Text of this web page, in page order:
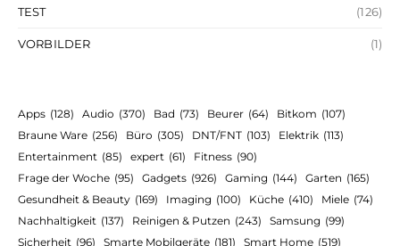
TEST (126)
VORBILDER (1)
Apps (128) Audio (370) Bad (73) Beurer (64) Bitkom (107)
Braune Ware (256) Büro (305) DNT/FNT (103) Elektrik (113)
Entertainment (85) expert (61) Fitness (90)
Frage der Woche (95) Gadgets (926) Gaming (144) Garten (165)
Gesundheit & Beauty (169) Imaging (100) Küche (410) Miele (74)
Nachhaltigkeit (137) Reinigen & Putzen (243) Samsung (99)
Sicherheit (96) Smarte Mobilgeräte (181) Smart Home (519)